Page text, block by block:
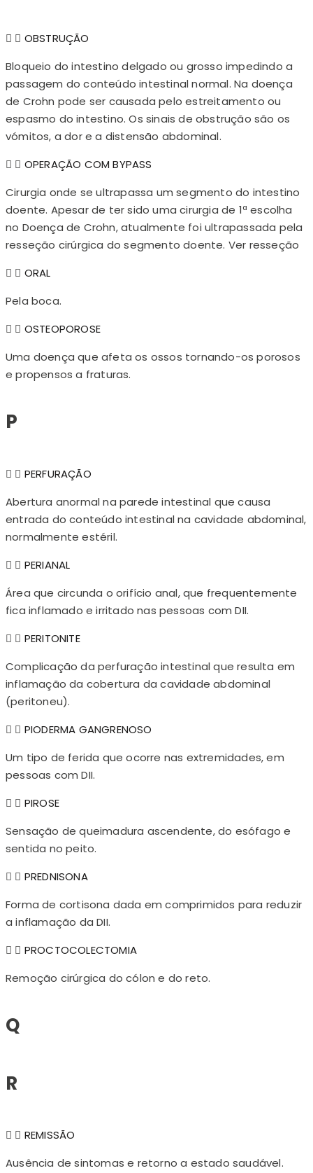
OBSTRUÇÃO
Bloqueio do intestino delgado ou grosso impedindo a
passagem do conteúdo intestinal normal. Na doença
de Crohn pode ser causada pelo estreitamento ou
espasmo do intestino. Os sinais de obstrução são os
vómitos, a dor e a distensão abdominal.
OPERAÇÃO COM BYPASS
Cirurgia onde se ultrapassa um segmento do intestino
doente. Apesar de ter sido uma cirurgia de 1ª escolha
no Doença de Crohn, atualmente foi ultrapassada pela
resseção cirúrgica do segmento doente. Ver resseção
ORAL
Pela boca.
OSTEOPOROSE
Uma doença que afeta os ossos tornando-os porosos
e propensos a fraturas.
P
PERFURAÇÃO
Abertura anormal na parede intestinal que causa
entrada do conteúdo intestinal na cavidade abdominal,
normalmente estéril.
PERIANAL
Área que circunda o orifício anal, que frequentemente
fica inflamado e irritado nas pessoas com DII.
PERITONITE
Complicação da perfuração intestinal que resulta em
inflamação da cobertura da cavidade abdominal
(peritoneu).
PIODERMA GANGRENOSO
Um tipo de ferida que ocorre nas extremidades, em
pessoas com DII.
PIROSE
Sensação de queimadura ascendente, do esófago e
sentida no peito.
PREDNISONA
Forma de cortisona dada em comprimidos para reduzir
a inflamação da DII.
PROCTOCOLECTOMIA
Remoção cirúrgica do cólon e do reto.
Q
R
REMISSÃO
Ausência de sintomas e retorno a estado saudável.